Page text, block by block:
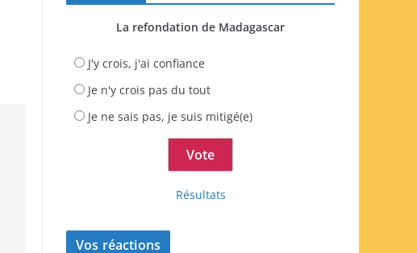
La refondation de Madagascar
J'y crois, j'ai confiance
Je n'y crois pas du tout
Je ne sais pas, je suis mitigé(e)
Résultats
Vos réactions